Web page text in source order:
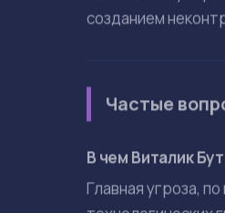
Появление и
развития ИИ
В качестве